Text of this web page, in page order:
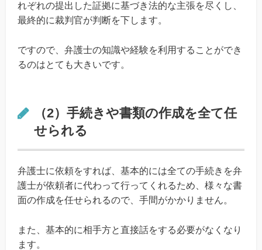
れぞれの提出した証拠に基づき法的な主張を尽くし、
最終的に裁判官が判断を下します。
ですので、弁護士の知識や経験を利用することができ
るのはとても大きいです。
（2）手続きや書類の作成を全て任
せられる
弁護士に依頼をすれば、基本的には全ての手続きを弁
護士が依頼者に代わって行ってくれるため、様々な書
面の作成を任せられるので、手間がかかりません。
また、基本的に相手方と直接話をする必要がなくなり
ます。